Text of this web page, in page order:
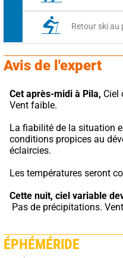
Retour ski au
Avis de l'expert
Cet après-midi à Pila, Ciel
Vent faible.
La fiabilité de la situation
conditions propices au
éclaircies.
Les températures seront
Cette nuit, ciel variable
Pas de précipitations.
ÉPHÉMÉRIDE